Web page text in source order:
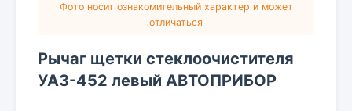
Фото носит ознакомительный характер и может
отличаться
Рычаг щетки стеклоочистителя
УАЗ-452 левый АВТОПРИБОР